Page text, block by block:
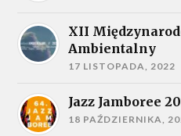
XII
Ambientalny
17 LISTOPADA, 2022
Jazz Jamboree
18 PAŹDZIERNIKA,